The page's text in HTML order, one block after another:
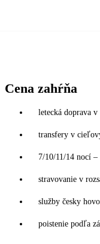
Cena zahŕňa
letecká doprava
transfery v
7/10/11/14 nocí
stravovanie v
služby česky
poistenie podľa